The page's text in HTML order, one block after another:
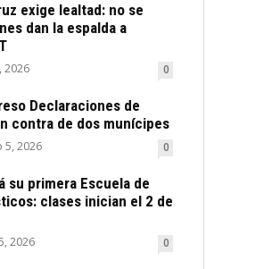
exige lealtad: no se
dan la espalda a
2026 0
Declaraciones de
contra de dos munícipes
5, 2026 0
su primera Escuela de
clases inician el 2 de
2026 0